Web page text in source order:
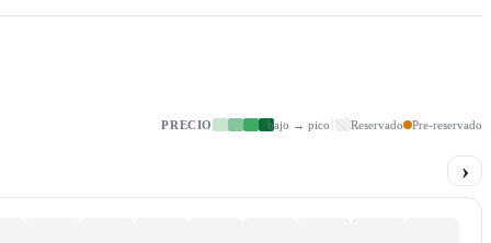
PRECIO bajo → pico Reservado Pre-reservado
›